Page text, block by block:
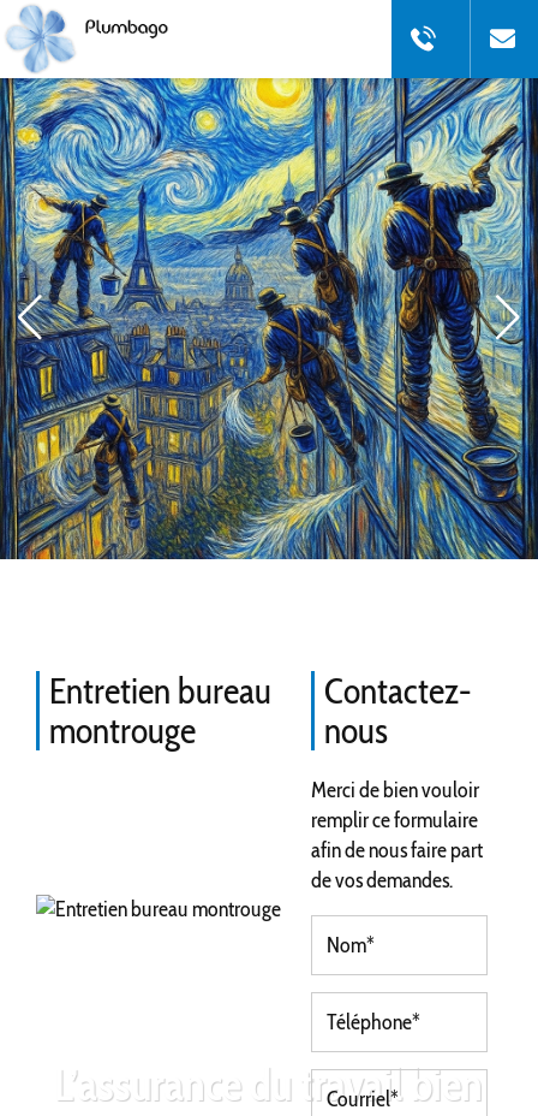
L’assurance du travail bien
Entretien bureau
montrouge
Contactez-
nous
Merci de bien vouloir
remplir ce formulaire
afin de nous faire part
de vos demandes.